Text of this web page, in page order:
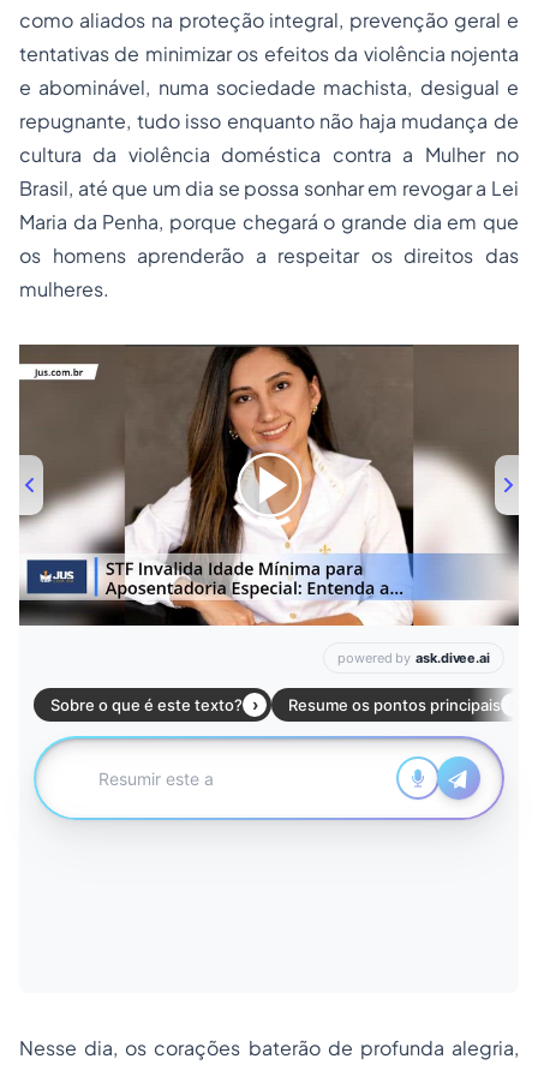
como aliados na proteção integral, prevenção geral e
tentativas de minimizar os efeitos da violência nojenta
e abominável, numa sociedade machista, desigual e
repugnante, tudo isso enquanto não haja mudança de
cultura da violência doméstica contra a Mulher no
Brasil, até que um dia se possa sonhar em revogar a Lei
Maria da Penha, porque chegará o grande dia em que
os homens aprenderão a respeitar os direitos das
mulheres.
00:00/01:00
Nesse dia, os corações baterão de profunda alegria,